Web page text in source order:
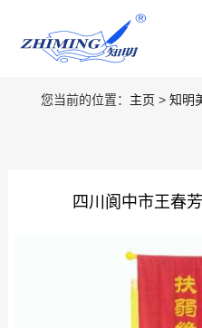
您当前的位置： 主页 > 知明
四川阆中市王春